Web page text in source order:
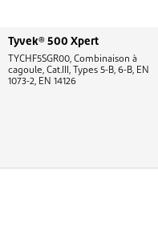
Tyvek® 500 Xpert
TYCHF5SGR00, Combinaison à
cagoule, Cat.III, Types 5-B, 6-B, EN
1073-2, EN 14126